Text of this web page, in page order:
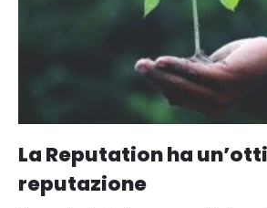
La Reputation ha
reputazione